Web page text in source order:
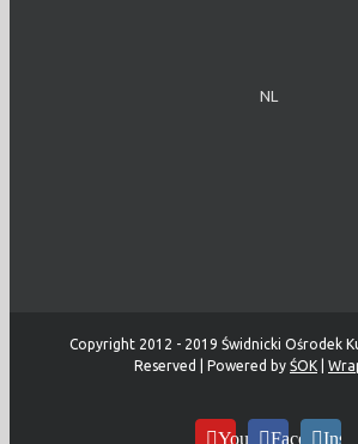
NL
Copyright 2012 - 2019 Świdnicki Ośrodek
Reserved | Powered by ŚOK
YouTubeFacebook